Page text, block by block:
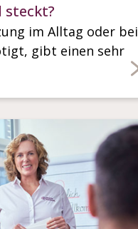
steckt?
im Alltag oder bei
gibt einen sehr